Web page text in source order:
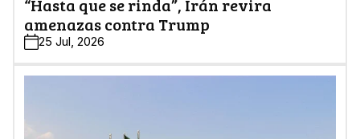
“Hasta que se rinda”, Irán revira
amenazas contra Trump
25 Jul, 2026